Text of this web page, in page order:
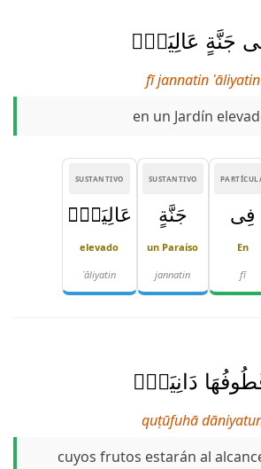
جَنَّةٍ عَالِيَةٍۢ
fī jannatin ʿāliyatin
en un Jardín
فِى
En
fī
SUSTANTIVO
جَنَّةٍ
un Paraíso
jannatin
SUSTANTIVO
عَالِيَةٍۢ
elevado
ʿāliyatin
دَانِيَةٌۭ
quṭūfuhā
cuyos frutos estarán al